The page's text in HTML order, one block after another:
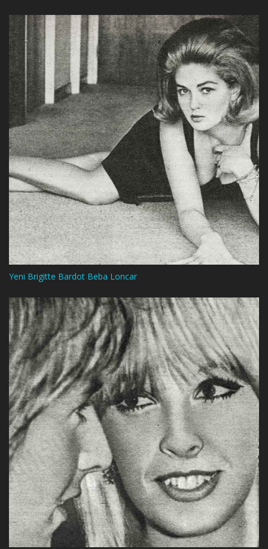
Yeni Brigitte Bardot Beba Loncar